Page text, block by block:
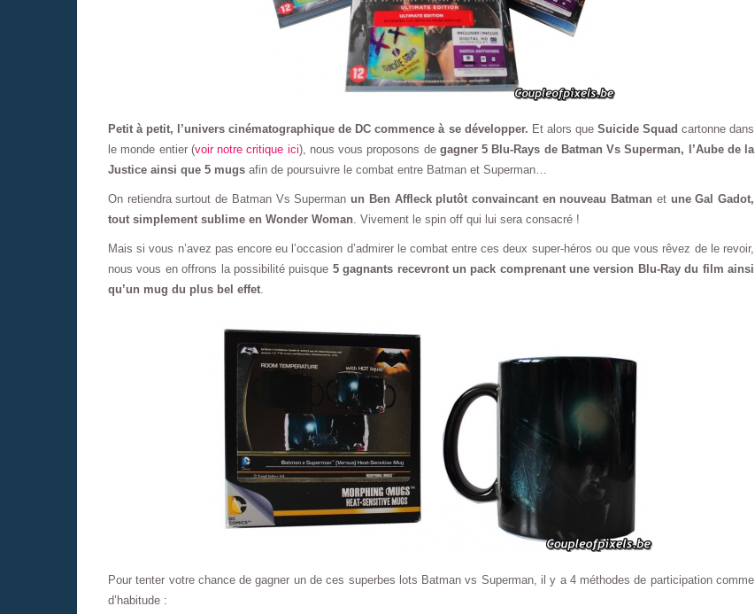
Petit à petit, l’univers cinématographique de DC commence à se développer. Et alors que Suicide Squad cartonne dans
le monde entier (voir notre critique ici), nous vous proposons de gagner 5 Blu-Rays de Batman Vs Superman, l’Aube de la
Justice ainsi que 5 mugs afin de poursuivre le combat entre Batman et Superman…
On retiendra surtout de Batman Vs Supermanun Ben Affleck plutôt convaincant en nouveau Batman et une Gal Gadot,
tout simplement sublime en Wonder Woman . Vivement le spin off qui lui sera consacré !
Mais si vous n’avez pas encore eu l’occasion d’admirer le combat entre ces deux super-héros ou que vous rêvez de le revoir,
nous vous en offrons la possibilité puisque 5 gagnants recevront un pack comprenant une version Blu-Ray du film ainsi
qu’un mug du plus bel effet
Pour tenter votre chance de gagner un de ces superbes lots Batman vs Superman, il y a 4 méthodes de participation comme
d’habitude :